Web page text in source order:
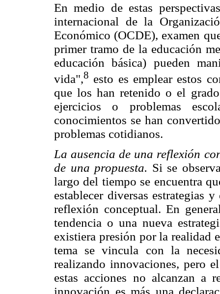
En medio de estas
internacional de la
Económico (OCDE), examen
primer tramo de la educación
educación básica) pueden
vida",8 esto es emplear estos
que los han retenido o el
ejercicios o problemas
conocimientos se han
problemas cotidianos.
La ausencia de una reflexión
de una propuesta. Si se
largo del tiempo se encuentra
establecer diversas estrategias
reflexión conceptual. En
tendencia o una nueva
existiera presión por la realidad
tema se vincula con la
realizando innovaciones, pero
estas acciones no alcanzan a